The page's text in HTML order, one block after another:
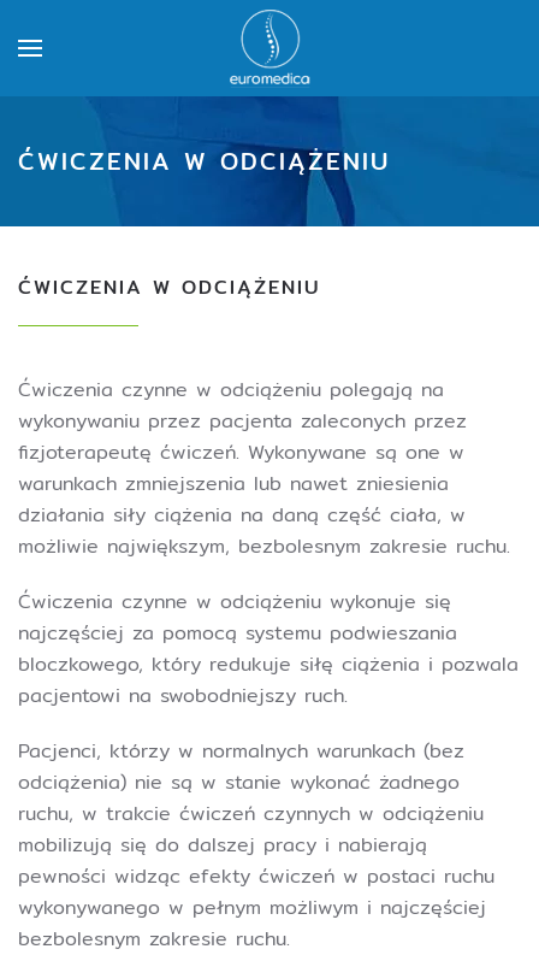
ĆWICZENIA W ODCIĄŻENIU
ĆWICZENIA W ODCIĄŻENIU
Ćwiczenia czynne w odciążeniu polegają na
wykonywaniu przez pacjenta zaleconych przez
fizjoterapeutę ćwiczeń. Wykonywane są one w
warunkach zmniejszenia lub nawet zniesienia
działania siły ciążenia na daną część ciała, w
możliwie największym, bezbolesnym zakresie ruchu.
Ćwiczenia czynne w odciążeniu wykonuje się
najczęściej za pomocą systemu podwieszania
bloczkowego, który redukuje siłę ciążenia i pozwala
pacjentowi na swobodniejszy ruch.
Pacjenci, którzy w normalnych warunkach (bez
odciążenia) nie są w stanie wykonać żadnego
ruchu, w trakcie ćwiczeń czynnych w odciążeniu
mobilizują się do dalszej pracy i nabierają
pewności widząc efekty ćwiczeń w postaci ruchu
wykonywanego w pełnym możliwym i najczęściej
bezbolesnym zakresie ruchu.